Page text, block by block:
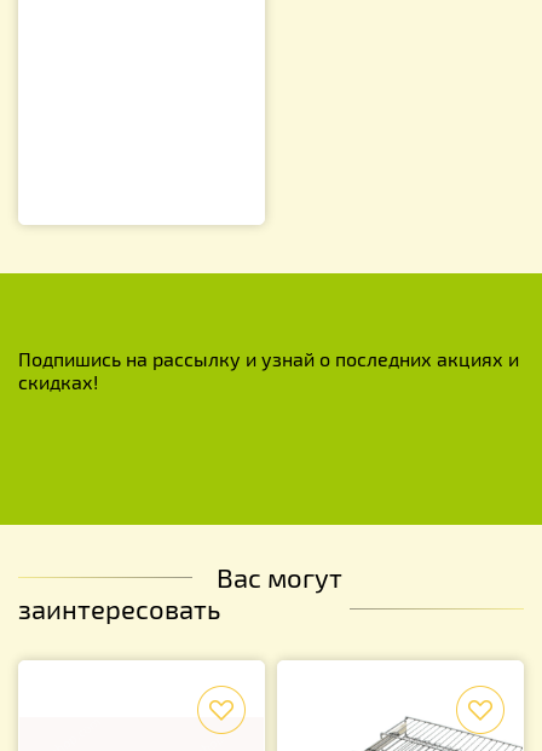
Подпишись на рассылку и узнай о последних акциях и
скидках!
Вас могут
заинтересовать